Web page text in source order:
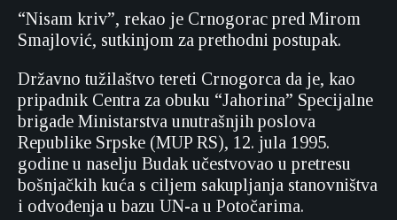
“Nisam kriv”, rekao je Crnogorac pred Mirom
Smajlović, sutkinjom za prethodni postupak.
Državno tužilaštvo tereti Crnogorca da je, kao
pripadnik Centra za obuku “Jahorina” Specijalne
brigade Ministarstva unutrašnjih poslova
Republike Srpske (MUP RS), 12. jula 1995.
godine u naselju Budak učestvovao u pretresu
bošnjačkih kuća s ciljem sakupljanja stanovništva
i odvođenja u bazu UN-a u Potočarima.